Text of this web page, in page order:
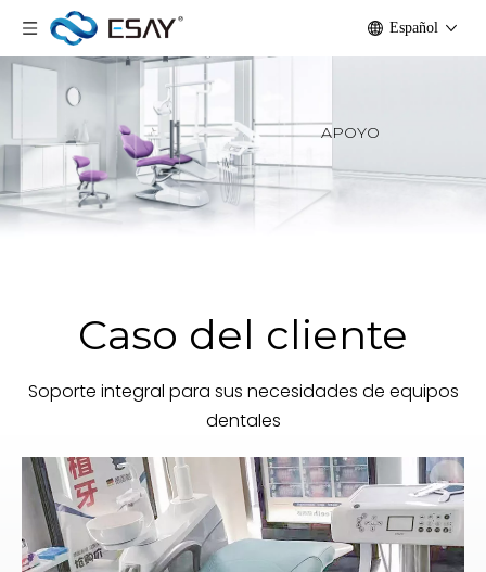
Español
APOYO
Caso del cliente
Soporte integral para sus necesidades de equipos
dentales